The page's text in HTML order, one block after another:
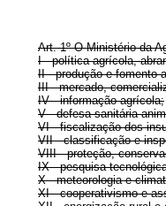
Art. 1º O Ministério da
I - política agrícola,
II - produção e fomento
III - mercado,
IV - informação agrícola;
V - defesa sanitária
VI - fiscalização dos
VII - classificação e
VIII - proteção,
IX - pesquisa
X - meteorologia e
XI - cooperativismo e